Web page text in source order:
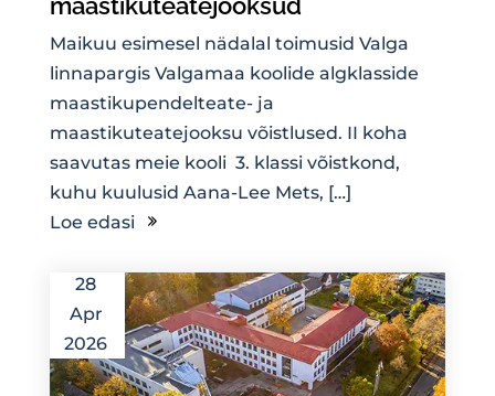
Maikuu esimesel nädalal toimusid Valga
linnapargis Valgamaa koolide algklasside
maastikupendelteate- ja
maastikuteatejooksu võistlused. II koha
saavutas meie kooli 3. klassi võistkond,
kuhu kuulusid Aana-Lee Mets, […]
Loe edasi
28
Apr
2026